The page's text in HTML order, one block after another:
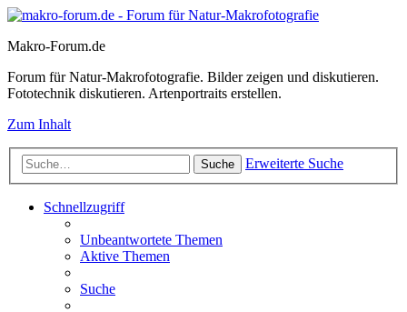
Makro-Forum.de
Forum für Natur-Makrofotografie. Bilder zeigen und diskutieren.
Fototechnik diskutieren. Artenportraits erstellen.
Zum Inhalt
Suche Erweiterte Suche
Schnellzugriff
Unbeantwortete Themen
Aktive Themen
Suche